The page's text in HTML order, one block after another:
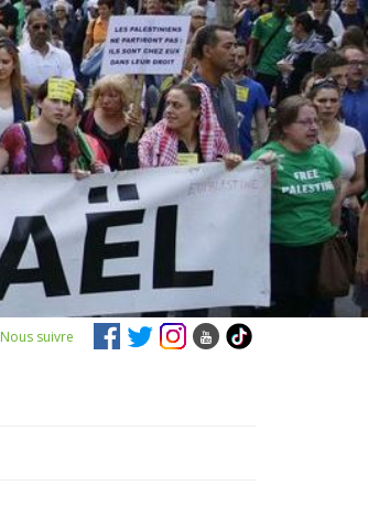
Nous suivre